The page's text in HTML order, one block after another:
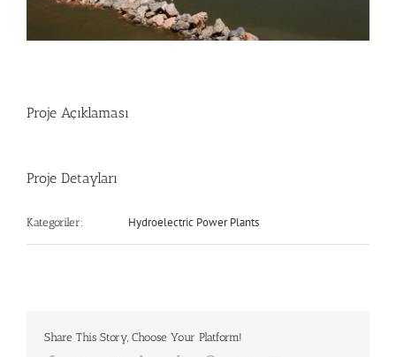
Proje Açıklaması
Proje Detayları
Kategoriler: Hydroelectric Power Plants
Share This Story, Choose Your Platform!